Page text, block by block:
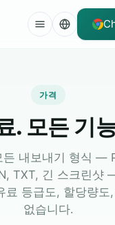
가격
. 모든 기
든 내보내기 형식 —
TXT, 긴 스크린샷
료 등급도, 할당량도
없습니다.